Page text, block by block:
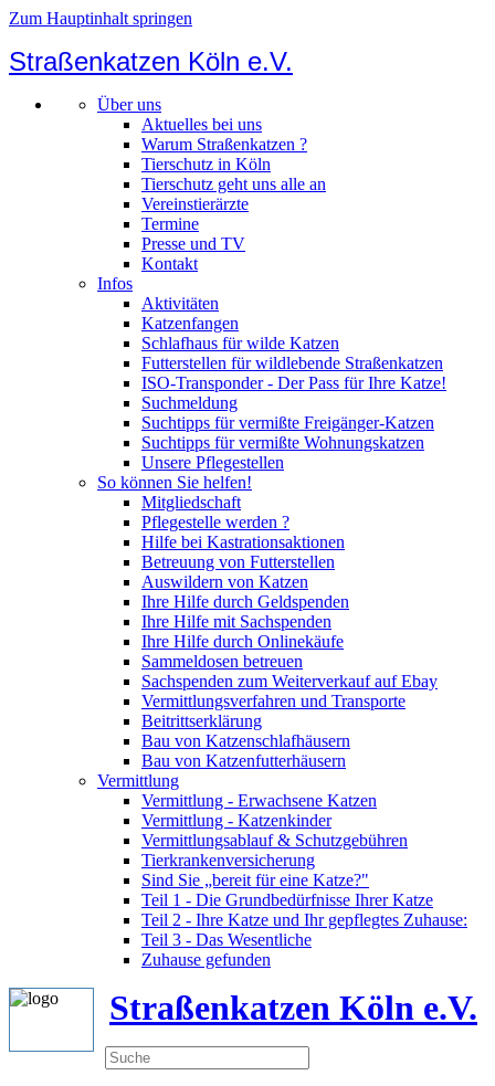
Zum Hauptinhalt springen
Straßenkatzen Köln e.V.
Über uns
Aktuelles bei uns
Warum Straßenkatzen ?
Tierschutz in Köln
Tierschutz geht uns alle an
Vereinstierärzte
Termine
Presse und TV
Kontakt
Infos
Aktivitäten
Katzenfangen
Schlafhaus für wilde Katzen
Futterstellen für wildlebende Straßenkatzen
ISO-Transponder - Der Pass für Ihre Katze!
Suchmeldung
Suchtipps für vermißte Freigänger-Katzen
Suchtipps für vermißte Wohnungskatzen
Unsere Pflegestellen
So können Sie helfen!
Mitgliedschaft
Pflegestelle werden ?
Hilfe bei Kastrationsaktionen
Betreuung von Futterstellen
Auswildern von Katzen
Ihre Hilfe durch Geldspenden
Ihre Hilfe mit Sachspenden
Ihre Hilfe durch Onlinekäufe
Sammeldosen betreuen
Sachspenden zum Weiterverkauf auf Ebay
Vermittlungsverfahren und Transporte
Beitrittserklärung
Bau von Katzenschlafhäusern
Bau von Katzenfutterhäusern
Vermittlung
Vermittlung - Erwachsene Katzen
Vermittlung - Katzenkinder
Vermittlungsablauf & Schutzgebühren
Tierkrankenversicherung
Sind Sie „bereit für eine Katze?"
Teil 1 - Die Grundbedürfnisse Ihrer Katze
Teil 2 - Ihre Katze und Ihr gepflegtes Zuhause:
Teil 3 - Das Wesentliche
Zuhause gefunden
Straßenkatzen Köln e.V.